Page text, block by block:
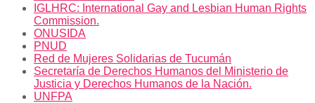
IGLHRC: International Gay and Lesbian Human Rights
Commission.
ONUSIDA
PNUD
Red de Mujeres Solidarias de Tucumán
Secretaría de Derechos Humanos del Ministerio de
Justicia y Derechos Humanos de la Nación.
UNFPA